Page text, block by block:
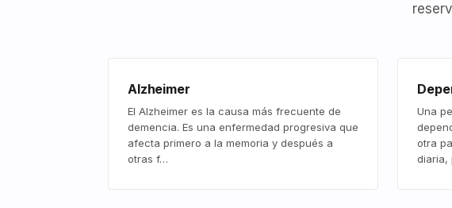
Alzheimer
El Alzheimer es la causa más frecuente de
demencia. Es una enfermedad progresiva que
afecta primero a la memoria y después a
otras f…
Una
otra
diaria,